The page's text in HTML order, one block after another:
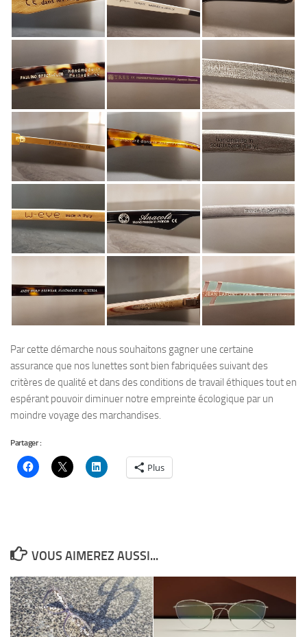
Par cette démarche nous souhaitons gagner une certaine
assurance que nos lunettes sont bien fabriquées suivant des
critères de qualité et dans des conditions de travail éthiques tout en
espérant pouvoir diminuer notre empreinte écologique par un
moindre voyage des marchandises.
Partager :
Plus
VOUS AIMEREZ AUSSI...